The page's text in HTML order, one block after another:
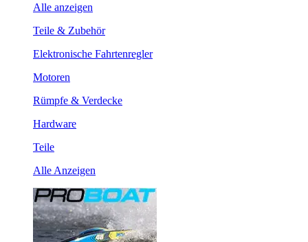
Alle anzeigen
Teile & Zubehör
Elektronische Fahrtenregler
Motoren
Rümpfe & Verdecke
Hardware
Teile
Alle Anzeigen